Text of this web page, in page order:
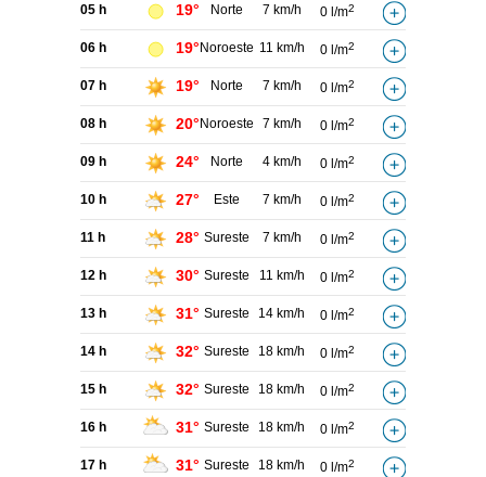
05 h 19° Norte 7 km/h 0 l/m2
06 h 19° Noroeste 11 km/h 0 l/m2
07 h 19° Norte 7 km/h 0 l/m2
08 h 20° Noroeste 7 km/h 0 l/m2
09 h 24° Norte 4 km/h 0 l/m2
10 h 27° Este 7 km/h 0 l/m2
11 h 28° Sureste 7 km/h 0 l/m2
12 h 30° Sureste 11 km/h 0 l/m2
13 h 31° Sureste 14 km/h 0 l/m2
14 h 32° Sureste 18 km/h 0 l/m2
15 h 32° Sureste 18 km/h 0 l/m2
16 h 31° Sureste 18 km/h 0 l/m2
17 h 31° Sureste 18 km/h 0 l/m2